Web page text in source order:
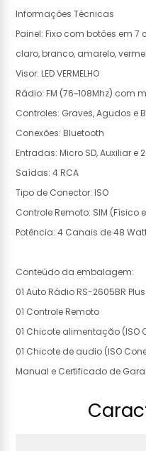
Informações Técnicas
Painel: Fixo com botões em
claro, branco, amarelo,
Visor: LED VERMELHO
Rádio: FM (76~108Mhz) com
Controles: Graves, Agudos e
Conexões: Bluetooth
Entradas: Micro SD, Auxiliar e
Saídas: 4 RCA
Tipo de Conector: ISO
Controle Remoto: SIM (Físico
Potência: 4 Canais de 48
Conteúdo da embalagem:
01 Auto Rádio RS-2605BR Plus
01 Controle Remoto
01 Chicote alimentação (ISO
01 Chicote de audio (ISO
Manual e Certificado de